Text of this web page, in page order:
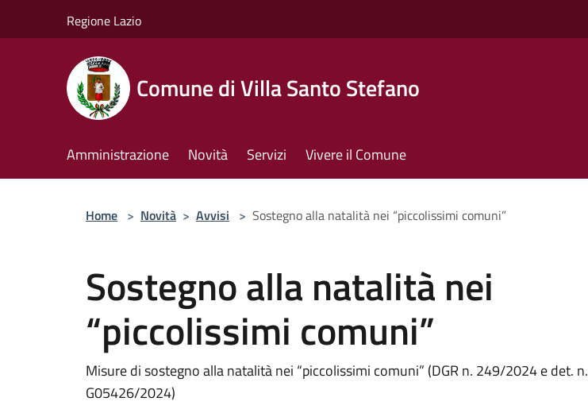
Regione Lazio
Comune di Villa Santo Stefano
Amministrazione Novità Servizi Vivere il Comune
Home > Novità > Avvisi > Sostegno alla natalità nei “piccolissimi comuni”
Sostegno alla natalità nei
“piccolissimi comuni”
Misure di sostegno alla natalità nei “piccolissimi comuni” (DGR n. 249/2024 e det. n.
G05426/2024)